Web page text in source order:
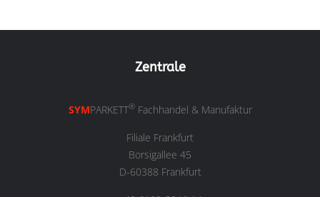
Zentrale
SYMPARKETT®Fachhandel & Manufaktur
Filiale Frankfurt
Borsigallee 45
D-60388 Frankfurt